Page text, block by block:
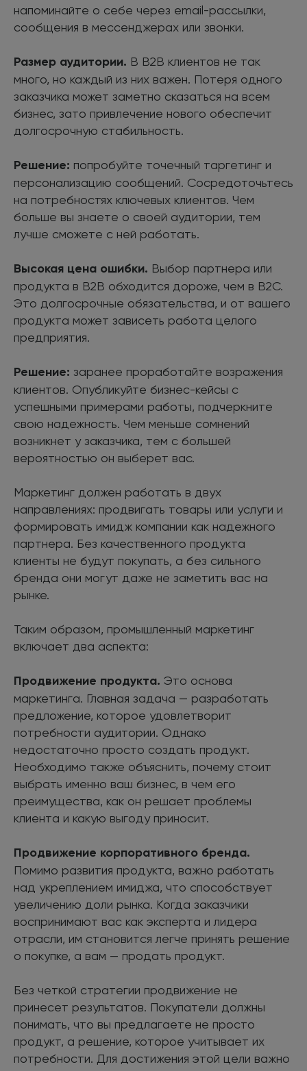
напоминайте о себе через email-рассылки,
сообщения в мессенджерах или звонки.
Размер аудитории. В B2B клиентов не так
много, но каждый из них важен. Потеря одного
заказчика может заметно сказаться на всем
бизнес, зато привлечение нового обеспечит
долгосрочную стабильность.
Решение: попробуйте точечный таргетинг и
персонализацию сообщений. Сосредоточьтесь
на потребностях ключевых клиентов. Чем
больше вы знаете о своей аудитории, тем
лучше сможете с ней работать.
Высокая цена ошибки. Выбор партнера или
продукта в B2B обходится дороже, чем в B2C.
Это долгосрочные обязательства, и от вашего
продукта может зависеть работа целого
предприятия.
Решение: заранее проработайте возражения
клиентов. Опубликуйте бизнес-кейсы с
успешными примерами работы, подчеркните
свою надежность. Чем меньше сомнений
возникнет у заказчика, тем с большей
вероятностью он выберет вас.
Маркетинг должен работать в двух
направлениях: продвигать товары или услуги и
формировать имидж компании как надежного
партнера. Без качественного продукта
клиенты не будут покупать, а без сильного
бренда они могут даже не заметить вас на
рынке.
Таким образом, промышленный маркетинг
включает два аспекта:
Продвижение продукта. Это основа
маркетинга. Главная задача — разработать
предложение, которое удовлетворит
потребности аудитории. Однако
недостаточно просто создать продукт.
Необходимо также объяснить, почему стоит
выбрать именно ваш бизнес, в чем его
преимущества, как он решает проблемы
клиента и какую выгоду приносит.
Продвижение корпоративного бренда.
Помимо развития продукта, важно работать
над укреплением имиджа, что способствует
увеличению доли рынка. Когда заказчики
воспринимают вас как эксперта и лидера
отрасли, им становится легче принять решение
о покупке, а вам — продать продукт.
Без четкой стратегии продвижение не
принесет результатов. Покупатели должны
понимать, что вы предлагаете не просто
продукт, а решение, которое учитывает их
потребности. Для достижения этой цели важно